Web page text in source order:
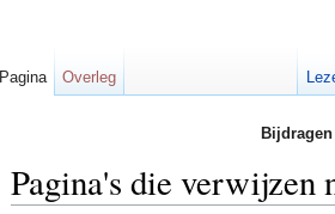
Pagina's die
Pagina Overleg